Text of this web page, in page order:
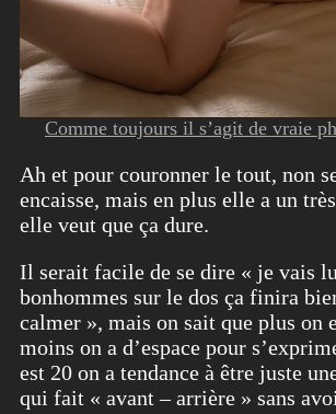
Comme toujours il s’agit de vraie
Ah et pour couronner le tout, non
encaisse, mais en plus elle a un
elle veut que ça dure.
Il serait facile de se dire « je vais
bonhommes sur le dos ça finira
calmer », mais on sait que plus on
moins on a d’espace pour
est 20 on a tendance à être juste
qui fait « avant – arrière » sans